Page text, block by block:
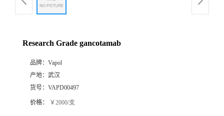
Research Grade gancotamab
品牌： Vapol
产地： 武汉
货号： VAPD00497
价格： ￥2000/支